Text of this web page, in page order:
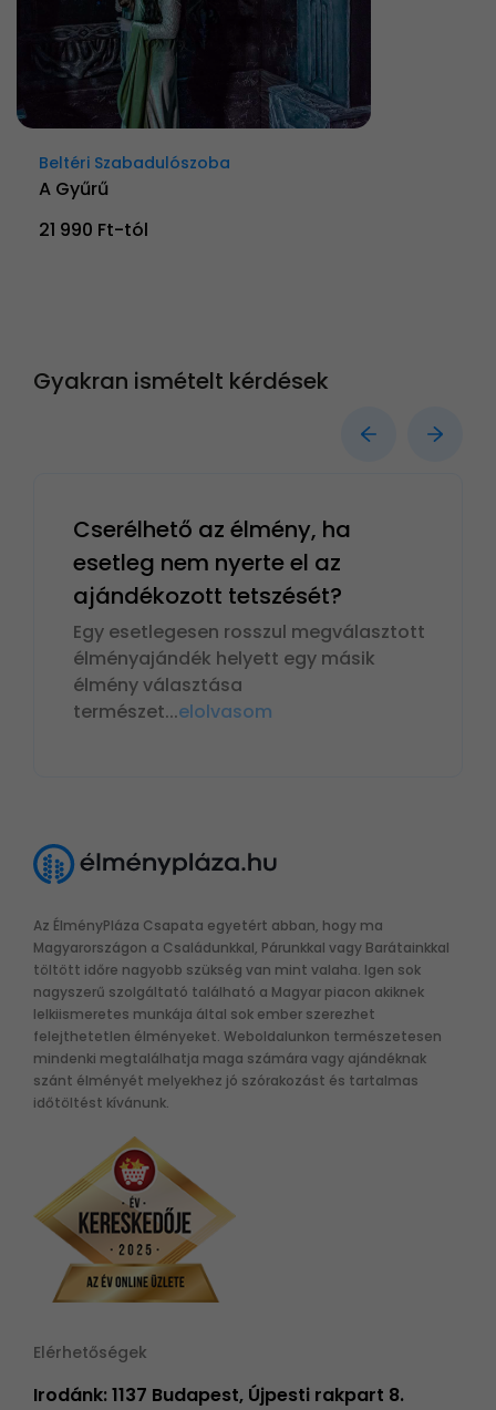
Beltéri Szabadulószoba
A Gyűrű
21 990 Ft-tól
Gyakran ismételt kérdések
Cserélhető az élmény, ha
esetleg nem nyerte el az
ajándékozott tetszését?
Egy esetlegesen rosszul megválasztott
élményajándék helyett egy másik
élmény választása
természet...elolvasom
Az ÉlményPláza Csapata egyetért abban, hogy ma
Magyarországon a Családunkkal, Párunkkal vagy Barátainkkal
töltött időre nagyobb szükség van mint valaha. Igen sok
nagyszerű szolgáltató található a Magyar piacon akiknek
lelkiismeretes munkája által sok ember szerezhet
felejthetetlen élményeket. Weboldalunkon természetesen
mindenki megtalálhatja maga számára vagy ajándéknak
szánt élményét melyekhez jó szórakozást és tartalmas
időtöltést kívánunk.
Elérhetőségek
Irodánk: 1137 Budapest, Újpesti rakpart 8.